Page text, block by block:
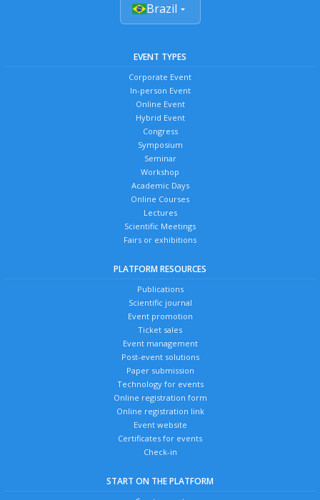
Brazil
EVENT TYPES
Corporate Event
In-person Event
Online Event
Hybrid Event
Congress
Symposium
Seminar
Workshop
Academic Days
Online Courses
Lectures
Scientific Meetings
Fairs or exhibitions
PLATFORM RESOURCES
Publications
Scientific journal
Event promotion
Ticket sales
Event management
Post-event solutions
Paper submission
Technology for events
Online registration form
Online registration link
Event website
Certificates for events
Check-in
START ON THE PLATFORM